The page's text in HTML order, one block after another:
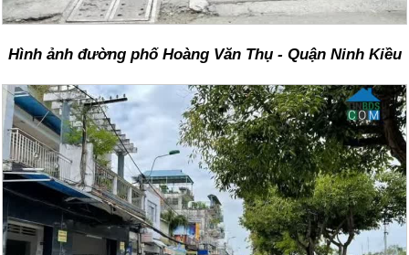
Hình ảnh đường phố Hoàng Văn Thụ - Quận Ninh Kiều